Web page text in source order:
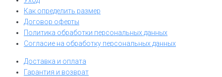
Как определить размер
Договор оферты
Политика обработки персональных данных
Согласие на обработку персональных данных
Доставка и оплата
Гарантия и возврат